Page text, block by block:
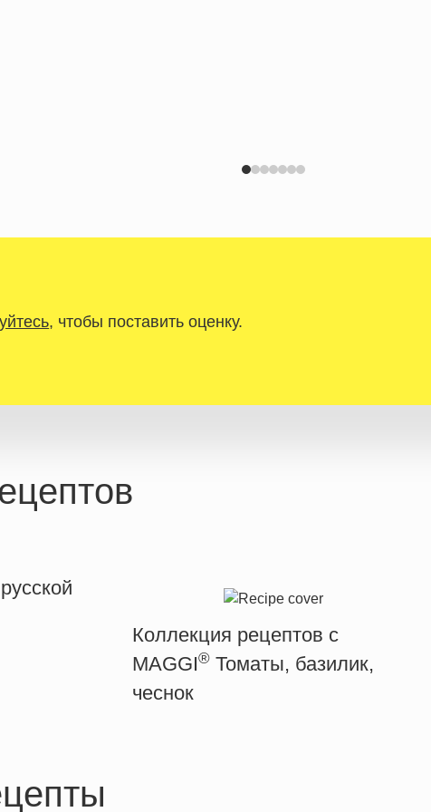
, чтобы поставить оценку.
Коллекция рецептов с
MAGGI® Томаты, базилик,
чеснок